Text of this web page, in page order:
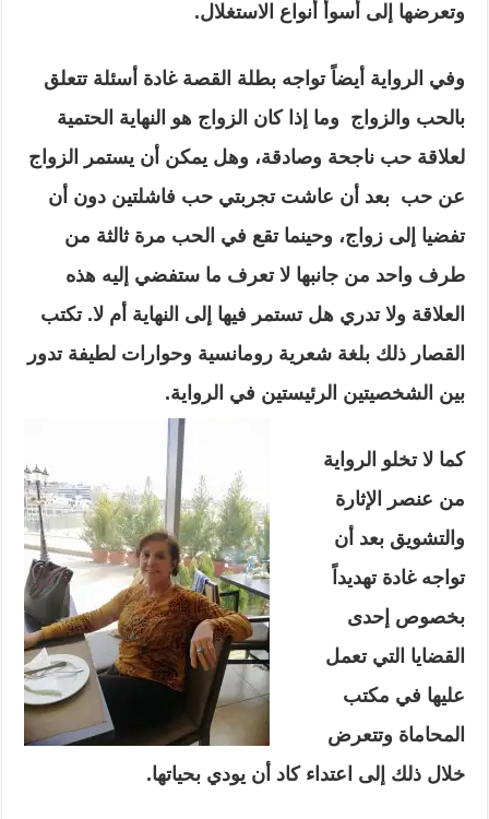
وتعرضها إلى أسوأ أنواع الاستغلال.
وفي الرواية أيضاً تواجه بطلة القصة غادة أسئلة تتعلق
بالحب والزواج وما إذا كان الزواج هو النهاية الحتمية
لعلاقة حب ناجحة وصادقة، وهل يمكن أن يستمر الزواج
عن حب بعد أن عاشت تجربتي حب فاشلتين دون أن
تفضيا إلى زواج، وحينما تقع في الحب مرة ثالثة من
طرف واحد من جانبها لا تعرف ما ستفضي إليه هذه
العلاقة ولا تدري هل تستمر فيها إلى النهاية أم لا. تكتب
القصار ذلك بلغة شعرية رومانسية وحوارات لطيفة تدور
بين الشخصيتين الرئيستين في الرواية.
كما لا تخلو الرواية
من عنصر الإثارة
والتشويق بعد أن
تواجه غادة تهديداً
بخصوص إحدى
القضايا التي تعمل
عليها في مكتب
المحاماة وتتعرض
خلال ذلك إلى اعتداء كاد أن يودي بحياتها.